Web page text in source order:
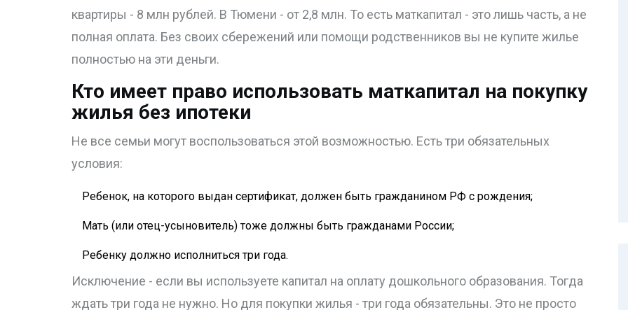
квартиры - 8 млн рублей. В Тюмени - от 2,8 млн. То есть маткапитал - это лишь часть, а не
полная оплата. Без своих сбережений или помощи родственников вы не купите жилье
полностью на эти деньги.
Кто имеет право использовать маткапитал на покупку
жилья без ипотеки
Не все семьи могут воспользоваться этой возможностью. Есть три обязательных
условия:
Ребенок, на которого выдан сертификат, должен быть гражданином РФ с рождения;
Мать (или отец-усыновитель) тоже должны быть гражданами России;
Ребенку должно исполниться три года.
Исключение - если вы используете капитал на оплату дошкольного образования. Тогда
ждать три года не нужно. Но для покупки жилья - три года обязательны. Это не просто